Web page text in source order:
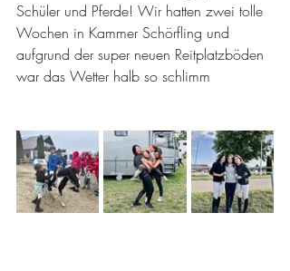
Schüler und Pferde! Wir hatten zwei tolle
Wochen in Kammer Schörfling und
aufgrund der super neuen Reitplatzböden
war das Wetter halb so schlimm